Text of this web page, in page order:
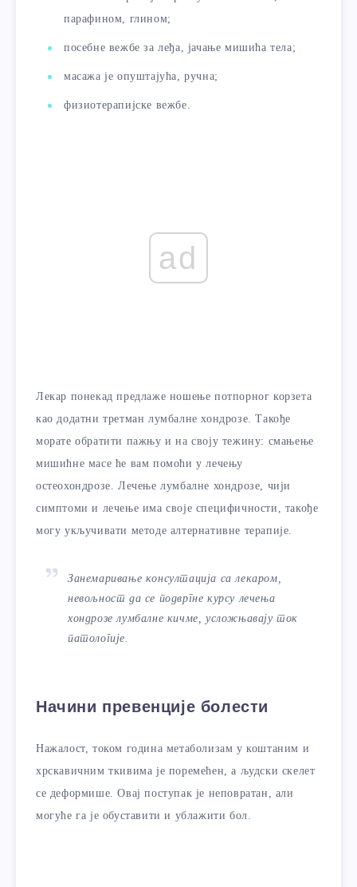
парафином, глином;
посебне вежбе за леђа, јачање мишића тела;
масажа је опуштајућа, ручна;
физиотерапијске вежбе.
ad
Лекар понекад предлаже ношење потпорног корзета
као додатни третман лумбалне хондрозе. Такође
морате обратити пажњу и на своју тежину: смањење
мишићне масе ће вам помоћи у лечењу
остеохондрозе. Лечење лумбалне хондрозе, чији
симптоми и лечење има своје специфичности, такође
могу укључивати методе алтернативне терапије.
Занемаривање консултација са лекаром,
невољност да се подвргне курсу лечења
хондрозе лумбалне кичме, усложњавају ток
патологије.
Начини превенције болести
Нажалост, током година метаболизам у коштаним и
хрскавичним ткивима је поремећен, а људски скелет
се деформише. Овај поступак је неповратан, али
могуће га је обуставити и ублажити бол.